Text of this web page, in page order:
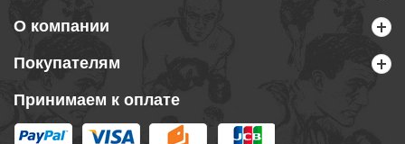
О компании
Покупателям
Принимаем к оплате